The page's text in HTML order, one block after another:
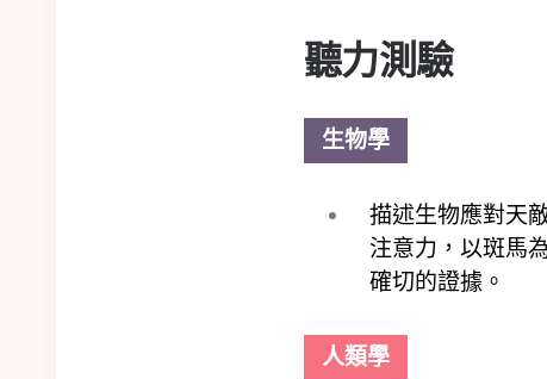
聽力測驗
生物學
描述生物應對天
注意力，以斑馬
確切的證據。
人類學